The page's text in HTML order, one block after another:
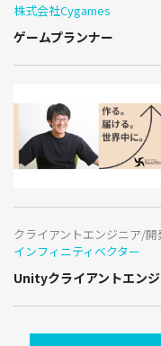
株式会社Cygames
ゲームプランナー
クライアントエンジニア/開
インフィニティベクター
Unityクライアントエン